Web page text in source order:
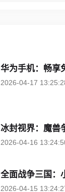
华为手机：畅享
2026-04-17
冰封视界：魔兽
2026-04-16
全面战争三国：
2026-04-15